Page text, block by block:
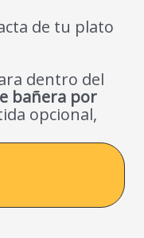
de tu plato
dentro del
bañera por
opcional,